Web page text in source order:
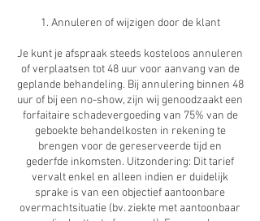
1. Annuleren of wijzigen door de klant
Je kunt je afspraak steeds kosteloos annuleren
of verplaatsen tot 48 uur voor aanvang van de
geplande behandeling. Bij annulering binnen 48
uur of bij een no-show, zijn wij genoodzaakt een
forfaitaire schadevergoeding van 75% van de
geboekte behandelkosten in rekening te
brengen voor de gereserveerde tijd en
gederfde inkomsten. Uitzondering: Dit tarief
vervalt enkel en alleen indien er duidelijk
sprake is van een objectief aantoonbare
overmachtsituatie (bv. ziekte met aantoonbaar